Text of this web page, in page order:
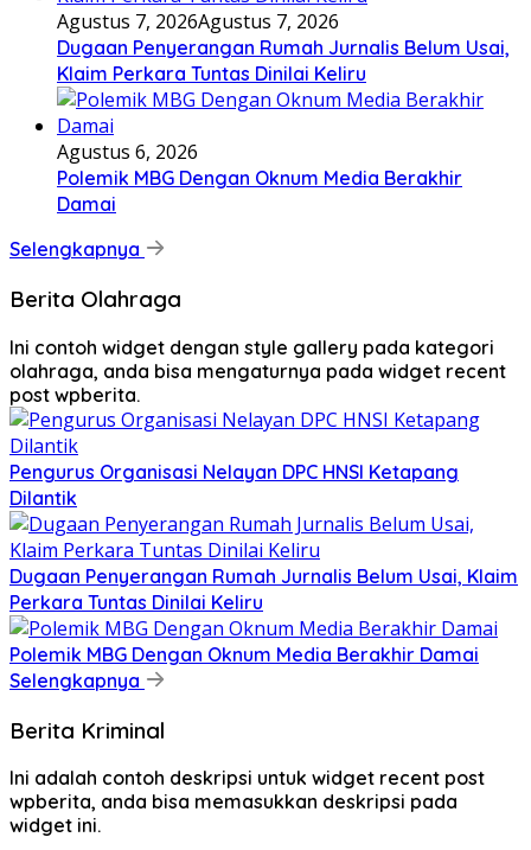
Agustus 7, 2026Agustus 7, 2026
Dugaan Penyerangan Rumah Jurnalis Belum Usai,
Klaim Perkara Tuntas Dinilai Keliru
Agustus 6, 2026
Polemik MBG Dengan Oknum Media Berakhir
Damai
Selengkapnya
Berita Olahraga
Ini contoh widget dengan style gallery pada kategori
olahraga, anda bisa mengaturnya pada widget recent
post wpberita.
Pengurus Organisasi Nelayan DPC HNSI Ketapang
Dilantik
Dugaan Penyerangan Rumah Jurnalis Belum Usai, Klaim
Perkara Tuntas Dinilai Keliru
Polemik MBG Dengan Oknum Media Berakhir Damai
Selengkapnya
Berita Kriminal
Ini adalah contoh deskripsi untuk widget recent post
wpberita, anda bisa memasukkan deskripsi pada
widget ini.